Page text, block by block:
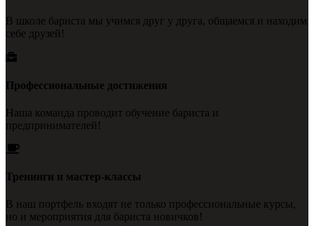
В школе бариста мы учимся друг у друга, общаемся и находим
себе друзей!
Профессиональные достижения
Наша команда проводит обучение бариста и
предпринимателей!
Тренинги и мастер-классы
В наш портфель входят не только профессиональные курсы,
но и мероприятия для бариста новичков!